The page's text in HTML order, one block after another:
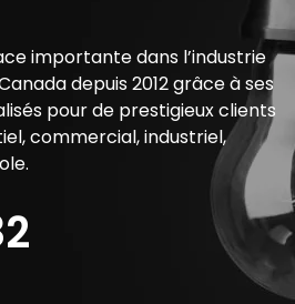
importante dans l’industrie
depuis 2012 grâce à ses
pour de prestigieux clients
commercial, industriel,